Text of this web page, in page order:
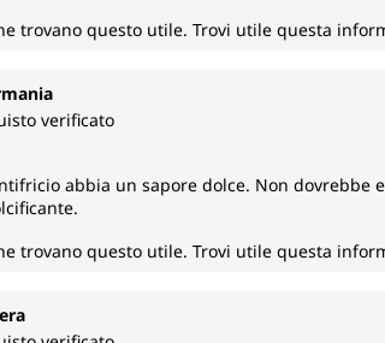
trovano questo utile. Trovi utile questa
3 su 5 stelle
verificato
abbia un sapore dolce. Non dovrebbe
trovano questo utile. Trovi utile questa